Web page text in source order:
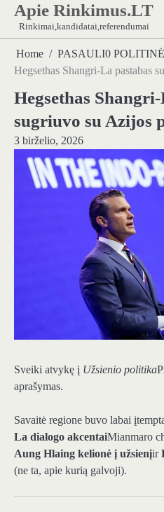
Skip
content
Apie Rinkimus.LT
Rinkimai,kandidatai,referendumai
Home
PASAULI0
Hegsethas Shangri-La pastabas
Hegsethas
sugriuvo su Azijos
3 birželio, 2026
Sveiki atvykę į Užsienio politika
aprašymas.
Savaitė regione buvo labai
La dialogo akcentaiMianmaro
Aung Hlaing kelionė į užsienįir
(ne ta, apie kurią galvoji).